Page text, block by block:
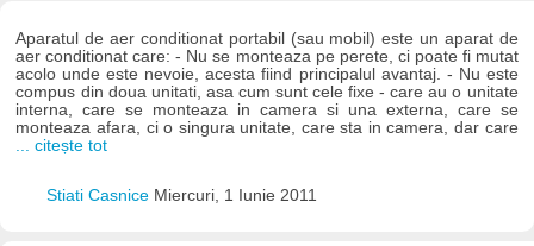
Aparatul de aer conditionat portabil (sau mobil) este un aparat de
aer conditionat care: - Nu se monteaza pe perete, ci poate fi mutat
acolo unde este nevoie, acesta fiind principalul avantaj. - Nu este
compus din doua unitati, asa cum sunt cele fixe - care au o unitate
interna, care se monteaza in camera si una externa, care se
monteaza afara, ci o singura unitate, care sta in camera, dar care
... citește tot
Stiati Casnice Miercuri, 1 Iunie 2011